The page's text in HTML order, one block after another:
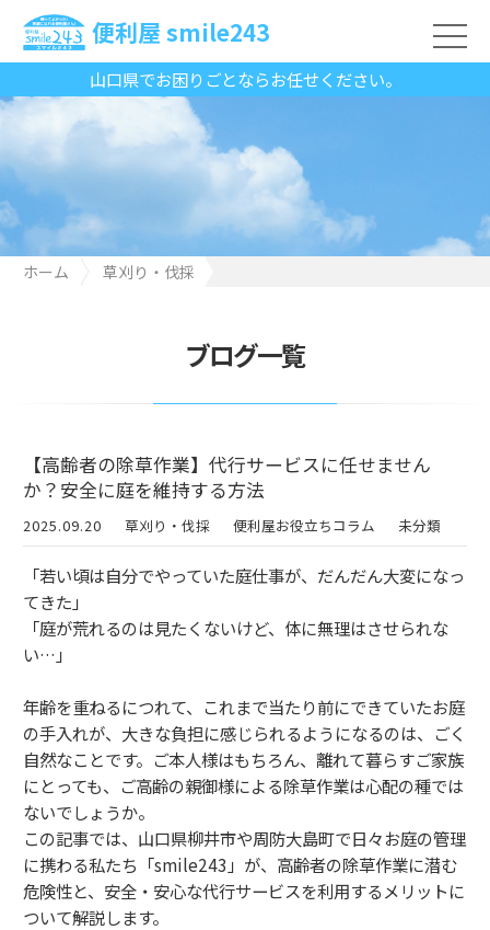
山口県でお困りごとならお任せください。
便利屋 smile243
ホーム
草刈り・伐採
ブログ一覧
【高齢者の除草作業】代行サービスに任せません
か？安全に庭を維持する方法
2025.09.20 草刈り・伐採 便利屋お役立ちコラム 未分類
「若い頃は自分でやっていた庭仕事が、だんだん大変になっ
てきた」
「庭が荒れるのは見たくないけど、体に無理はさせられな
い…」
年齢を重ねるにつれて、これまで当たり前にできていたお庭
の手入れが、大きな負担に感じられるようになるのは、ごく
自然なことです。ご本人様はもちろん、離れて暮らすご家族
にとっても、ご高齢の親御様による除草作業は心配の種では
ないでしょうか。
この記事では、山口県柳井市や周防大島町で日々お庭の管理
に携わる私たち「smile243」が、高齢者の除草作業に潜む
危険性と、安全・安心な代行サービスを利用するメリットに
ついて解説します。